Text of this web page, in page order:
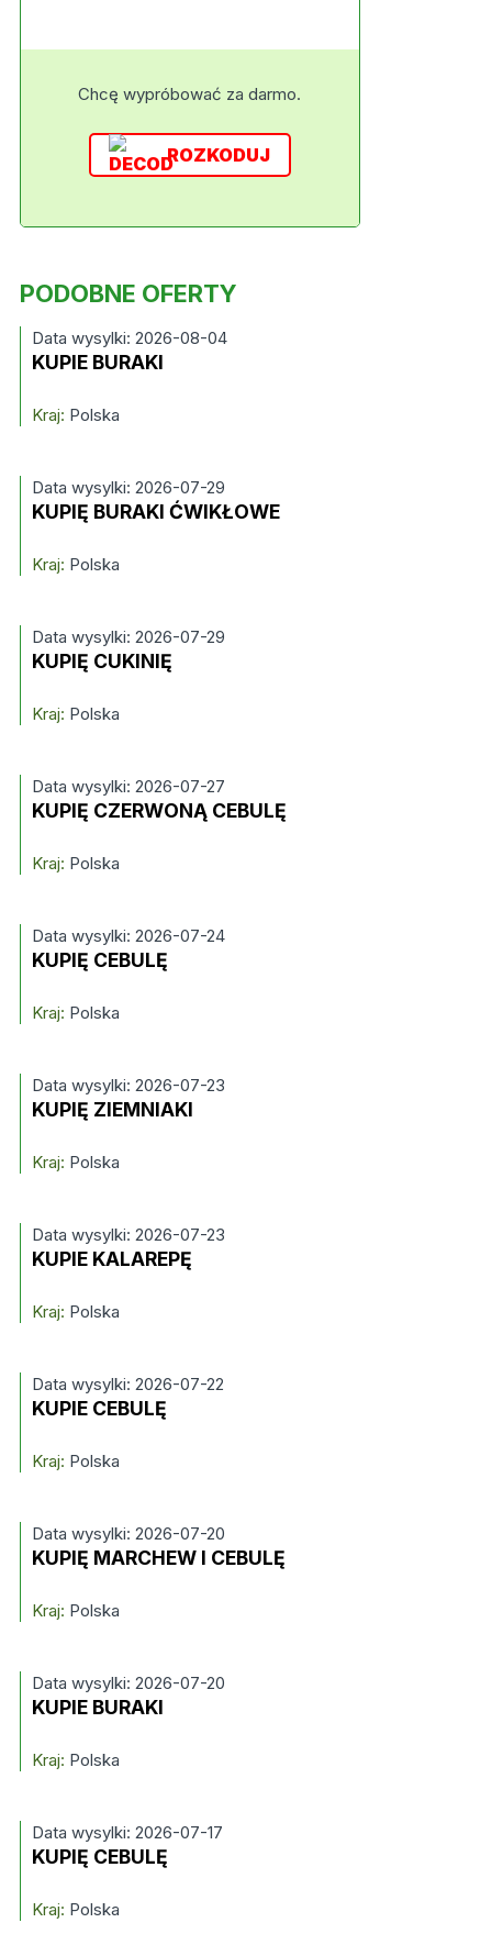
Chcę wypróbować za darmo.
ROZKODUJ
PODOBNE OFERTY
Data wysylki: 2026-08-04
KUPIE BURAKI
Kraj: Polska
Data wysylki: 2026-07-29
KUPIĘ BURAKI ĆWIKŁOWE
Kraj: Polska
Data wysylki: 2026-07-29
KUPIĘ CUKINIĘ
Kraj: Polska
Data wysylki: 2026-07-27
KUPIĘ CZERWONĄ CEBULĘ
Kraj: Polska
Data wysylki: 2026-07-24
KUPIĘ CEBULĘ
Kraj: Polska
Data wysylki: 2026-07-23
KUPIĘ ZIEMNIAKI
Kraj: Polska
Data wysylki: 2026-07-23
KUPIE KALAREPĘ
Kraj: Polska
Data wysylki: 2026-07-22
KUPIE CEBULĘ
Kraj: Polska
Data wysylki: 2026-07-20
KUPIĘ MARCHEW I CEBULĘ
Kraj: Polska
Data wysylki: 2026-07-20
KUPIE BURAKI
Kraj: Polska
Data wysylki: 2026-07-17
KUPIĘ CEBULĘ
Kraj: Polska